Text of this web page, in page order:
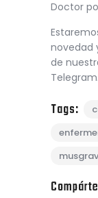
Doctor
novedad
de
Telegram.
Tags: